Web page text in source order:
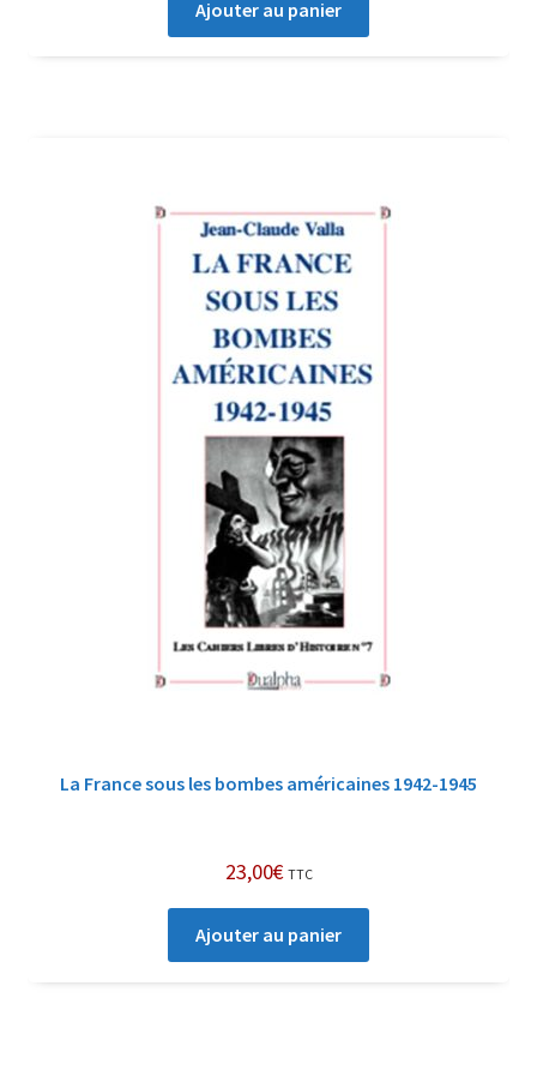
Ajouter au panier
La France sous les bombes américaines 1942-1945
23,00€ TTC
Ajouter au panier